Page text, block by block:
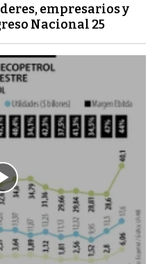
empresarios y
Nacional 25